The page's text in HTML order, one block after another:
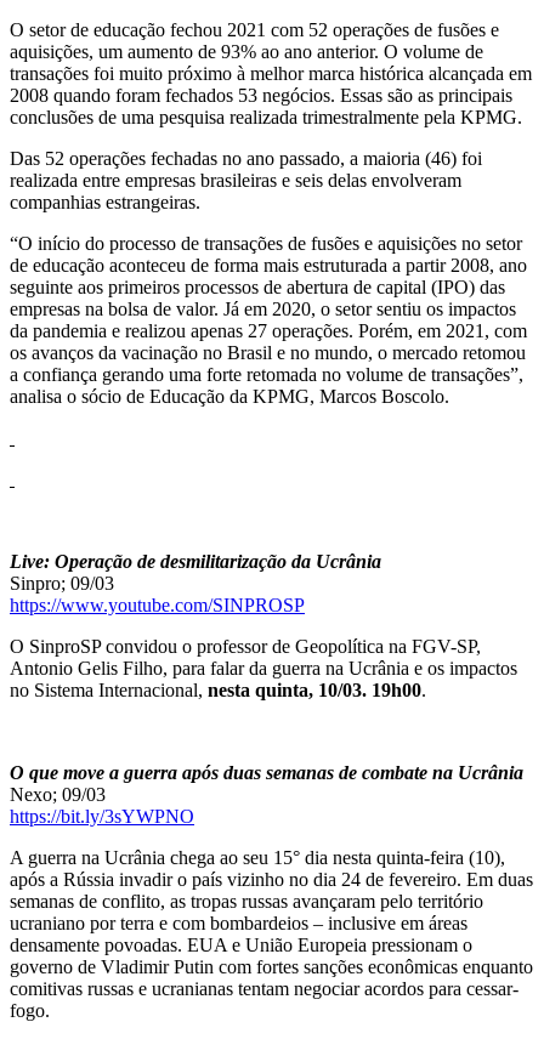
O setor de educação fechou 2021 com 52 operações de fusões e
aquisições, um aumento de 93% ao ano anterior. O volume de
transações foi muito próximo à melhor marca histórica alcançada em
2008 quando foram fechados 53 negócios. Essas são as principais
conclusões de uma pesquisa realizada trimestralmente pela KPMG.
Das 52 operações fechadas no ano passado, a maioria (46) foi
realizada entre empresas brasileiras e seis delas envolveram
companhias estrangeiras.
“O início do processo de transações de fusões e aquisições no setor
de educação aconteceu de forma mais estruturada a partir 2008, ano
seguinte aos primeiros processos de abertura de capital (IPO) das
empresas na bolsa de valor. Já em 2020, o setor sentiu os impactos
da pandemia e realizou apenas 27 operações. Porém, em 2021, com
os avanços da vacinação no Brasil e no mundo, o mercado retomou
a confiança gerando uma forte retomada no volume de transações”,
analisa o sócio de Educação da KPMG, Marcos Boscolo.
Live: Operação de desmilitarização da Ucrânia
Sinpro; 09/03
https://www.youtube.com/SINPROSP
O SinproSP convidou o professor de Geopolítica na FGV-SP,
Antonio Gelis Filho, para falar da guerra na Ucrânia e os impactos
no Sistema Internacional, nesta quinta, 10/03. 19h00.
O que move a guerra após duas semanas de combate na Ucrânia
Nexo; 09/03
https://bit.ly/3sYWPNO
A guerra na Ucrânia chega ao seu 15° dia nesta quinta-feira (10),
após a Rússia invadir o país vizinho no dia 24 de fevereiro. Em duas
semanas de conflito, as tropas russas avançaram pelo território
ucraniano por terra e com bombardeios – inclusive em áreas
densamente povoadas. EUA e União Europeia pressionam o
governo de Vladimir Putin com fortes sanções econômicas enquanto
comitivas russas e ucranianas tentam negociar acordos para cessar-
fogo.